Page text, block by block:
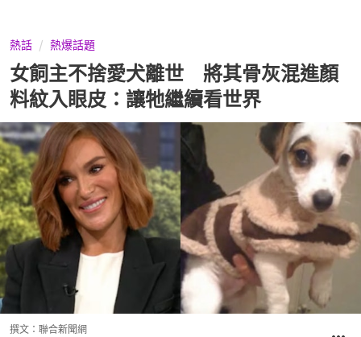
熱話 熱爆話題
女飼主不捨愛犬離世 將其骨灰混進顏
料紋入眼皮：讓牠繼續看世界
撰文： 聯合新聞網